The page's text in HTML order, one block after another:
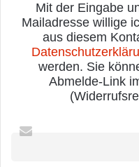
Mit der Eingabe
Mailadresse willige
aus diesem
werden. Sie
Abmelde-Link